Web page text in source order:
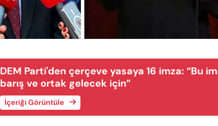
DEM Parti'den çerçeve yasaya 16 imza: “Bu
barış ve ortak gelecek için”
İçeriği Görüntüle